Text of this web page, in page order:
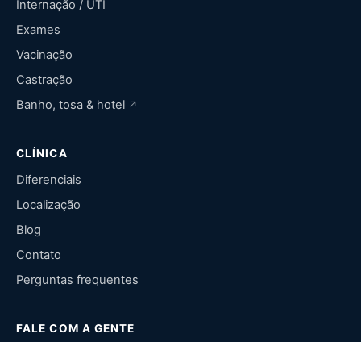
Internação / UTI
Exames
Vacinação
Castração
Banho, tosa & hotel
CLÍNICA
Diferenciais
Localização
Blog
Contato
Perguntas frequentes
FALE COM A GENTE